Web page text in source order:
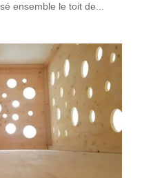
ensemble le toit de...